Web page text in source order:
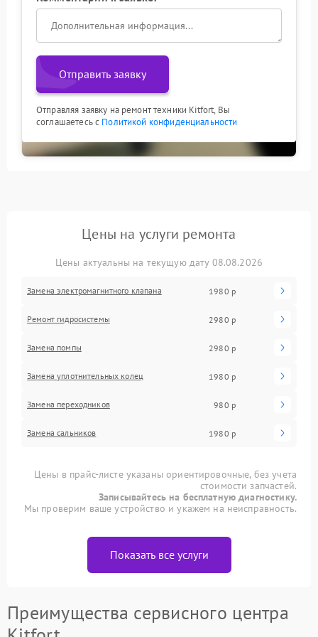
Отправить заявку
Отправляя заявку на ремонт техники Kitfort, Вы
соглашаетесь с Политикой конфиденциальности
Цены на услуги ремонта
Цены актуальны на текущую дату 08.08.2026
Замена электромагнитного клапана 1980 р
Ремонт гидросистемы 2980 р
Замена помпы 2980 р
Замена уплотнительных колец 1980 р
Замена переходников 980 р
Замена сальников 1980 р
Цены в прайс-листе указаны ориентировочные, без учета
стоимости запчастей.
Записывайтесь на бесплатную диагностику.
Мы проверим ваше устройство и укажем на неисправность.
Показать все услуги
Преимущества сервисного центра